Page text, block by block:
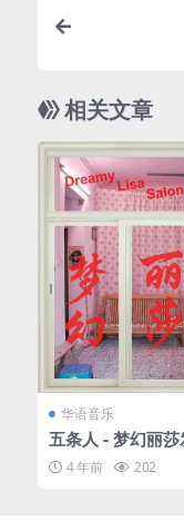
相关文章
华语音乐
五条人 - 梦幻丽
FLAC/分轨/271M
4 年前 202